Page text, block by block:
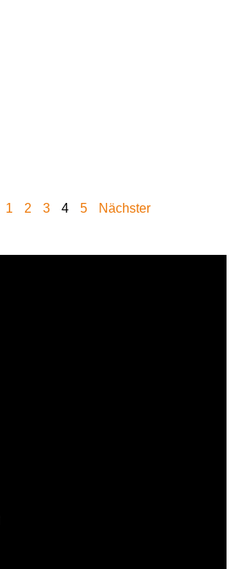
1 2 3 4 5 Nächster